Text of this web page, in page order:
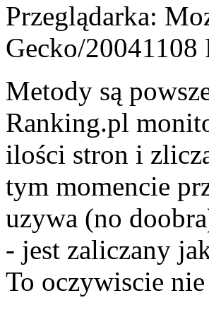
Przeglądarka:
Gecko/
Metody są
Ranking.pl
ilości stron i
tym momencie
uzywa (no
- jest zaliczany
To oczywiscie